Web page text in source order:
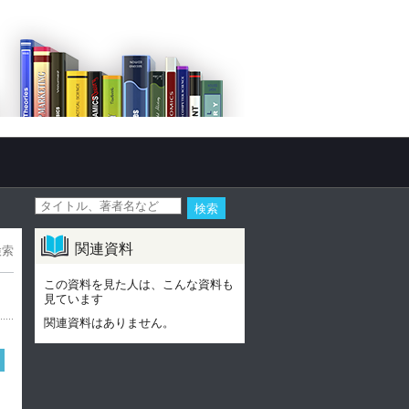
関連資料
この資料を見た人は、こんな資料も
見ています
関連資料はありません。